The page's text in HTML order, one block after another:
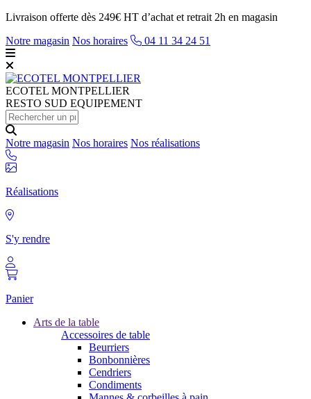
Livraison offerte dès 249€ HT d’achat et retrait 2h en magasin
Notre magasin Nos horaires 04 11 34 24 51
ECOTEL MONTPELLIER
RESTO SUD EQUIPEMENT
Notre magasin Nos horaires Nos réalisations
Réalisations
S'y rendre
Panier
Arts de la table
Accessoires de table
Beurriers
Bonbonnières
Cendriers
Condiments